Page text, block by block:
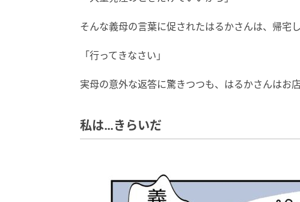
そんな義母の言葉に促されたはるかさんは、帰宅
「行ってきなさい」
実母の意外な返答に驚きつつも、はるかさんはお
私は…きらいだ